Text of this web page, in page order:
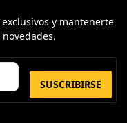
y mantenerte
SUSCRIBIRSE